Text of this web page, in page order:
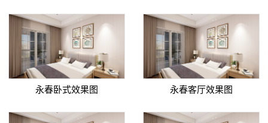
永春卧式效果图 永春客厅效果图